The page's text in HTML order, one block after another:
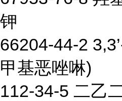
钾
66204-44-2
甲基恶唑啉)
112-34-5 二乙